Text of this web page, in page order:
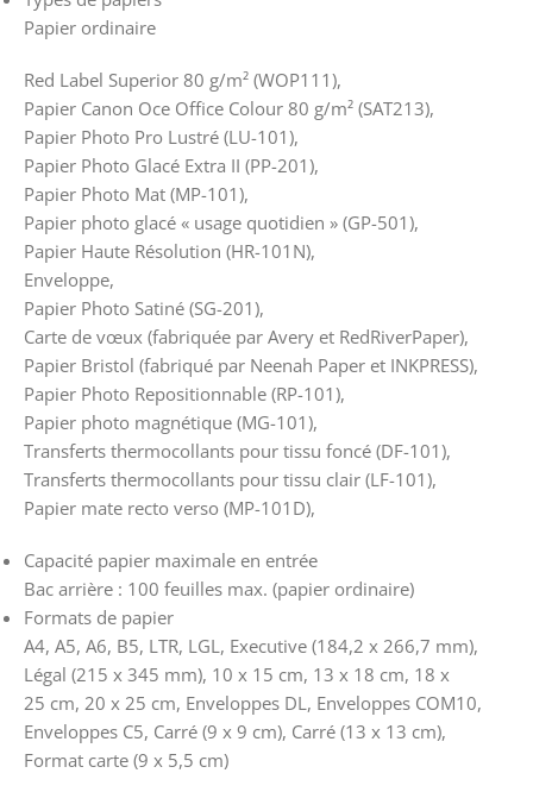
Papier ordinaire
Red Label Superior 80 g/m² (WOP111),
Papier Canon Oce Office Colour 80 g/m² (SAT213),
Papier Photo Pro Lustré (LU-101),
Papier Photo Glacé Extra II (PP-201),
Papier Photo Mat (MP-101),
Papier photo glacé « usage quotidien » (GP-501),
Papier Haute Résolution (HR-101N),
Enveloppe,
Papier Photo Satiné (SG-201),
Carte de vœux (fabriquée par Avery et RedRiverPaper),
Papier Bristol (fabriqué par Neenah Paper et INKPRESS),
Papier Photo Repositionnable (RP-101),
Papier photo magnétique (MG-101),
Transferts thermocollants pour tissu foncé (DF-101),
Transferts thermocollants pour tissu clair (LF-101),
Papier mate recto verso (MP-101D),
Capacité papier maximale en entrée
Bac arrière : 100 feuilles max. (papier ordinaire)
Formats de papier
A4, A5, A6, B5, LTR, LGL, Executive (184,2 x 266,7 mm),
Légal (215 x 345 mm), 10 x 15 cm, 13 x 18 cm, 18 x
25 cm, 20 x 25 cm, Enveloppes DL, Enveloppes COM10,
Enveloppes C5, Carré (9 x 9 cm), Carré (13 x 13 cm),
Format carte (9 x 5,5 cm)